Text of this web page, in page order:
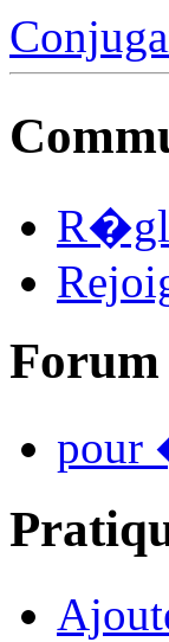
Forum
pour